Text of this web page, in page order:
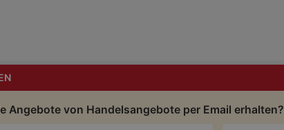
Angebote von Handelsangebote per Email erhalten?